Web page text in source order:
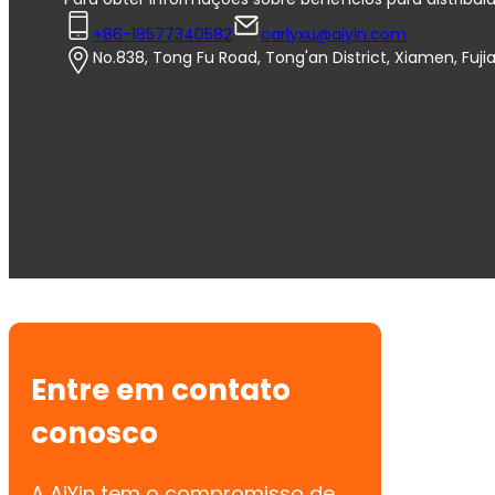
+86-18577340582
carlyxu@aiyin.com
No.838, Tong Fu Road, Tong'an District, Xiamen,
Entre em contato
conosco